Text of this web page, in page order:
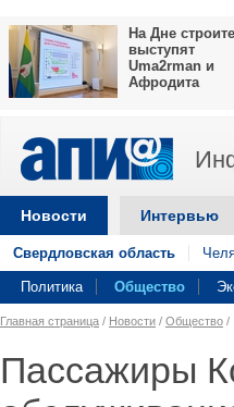
На Дне
выступят
Uma2rman и
Афродита
Новости Интервью
Свердловская область
Политика Общество
Главная страница / Новости / Общество /
Пассажиры